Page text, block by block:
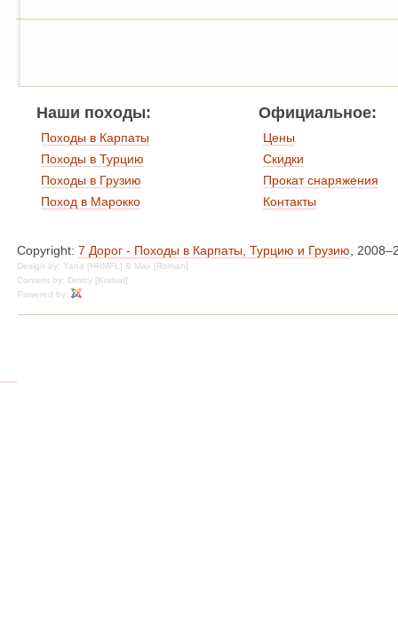
Наши походы:
Походы в Карпаты
Походы в Турцию
Походы в Грузию
Поход в Марокко
Официальное:
Цены
Скидки
Прокат снаряжения
Контакты
Copyright: 7 Дорог - Походы в Карпаты, Турцию и Грузию,
Design by: Yana [HRMFL] & Max [Romah]
Content by: Dmitry [Krabat]
Powered by: